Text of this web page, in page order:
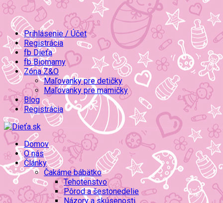
Prihlásenie / Účet
Registrácia
fb Dieťa
fb Biomamy
Zóna Z&O
Maľovanky pre detičky
Maľovanky pre mamičky
Blog
Registrácia
Domov
O nás
Články
Čakáme bábätko
Tehotenstvo
Pôrod a šestonedelie
Názory a skúsenosti